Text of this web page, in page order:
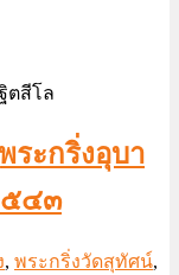
ระกริ่งอุบา
๕๔๓
, พระกริ่งวัดสุทัศน์,